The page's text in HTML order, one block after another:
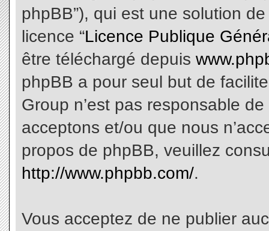
phpBB”), qui est une solution
licence “Licence Publique
être téléchargé depuis
phpBB a pour seul but de
Group n’est pas responsable
acceptons et/ou que nous
propos de phpBB, veuillez
http://www.phpbb.com/.
Vous acceptez de ne publier